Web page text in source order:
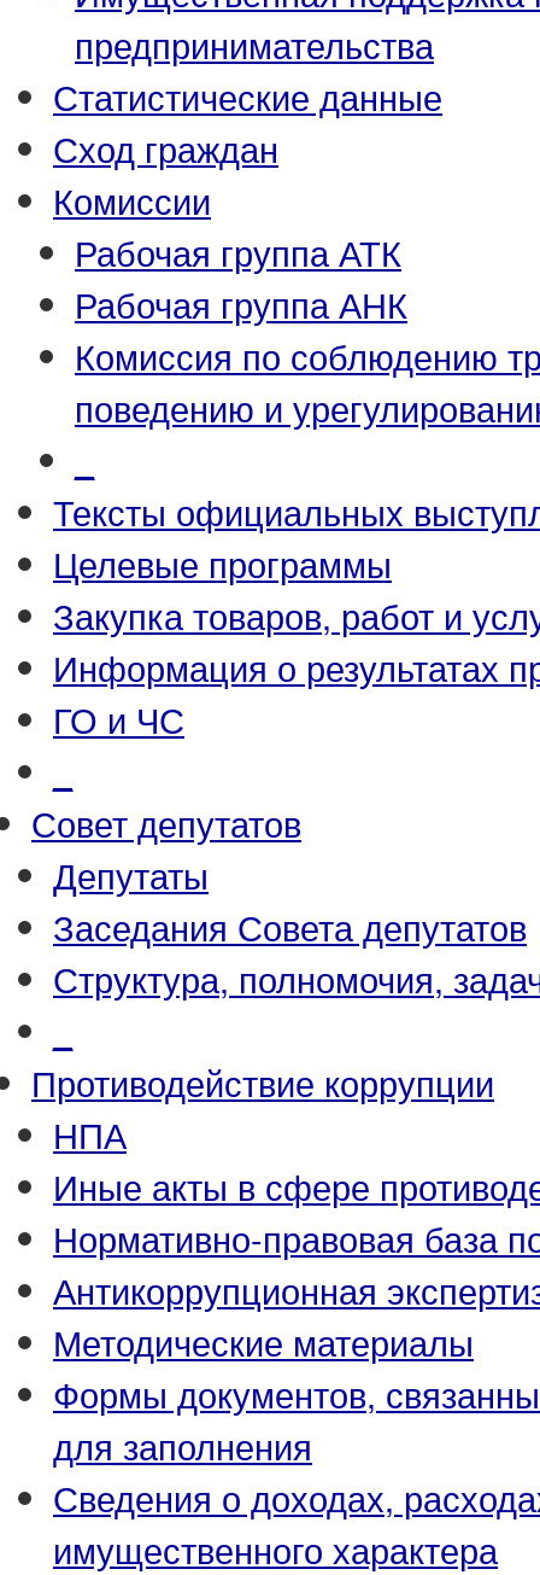
предпринимательства
Статистические данные
Сход граждан
Комиссии
Рабочая группа АТК
Рабочая группа АНК
Комиссия по соблюдению
поведению и
Тексты официальных
Целевые программы
Закупка товаров, работ и
Информация о результатах
ГО и ЧС
Совет депутатов
Депутаты
Заседания Совета депутатов
Структура, полномочия,
Противодействие коррупции
НПА
Иные акты в сфере
Нормативно-правовая база
Антикоррупционная
Методические материалы
Формы документов,
для заполнения
Сведения о доходах,
имущественного характера